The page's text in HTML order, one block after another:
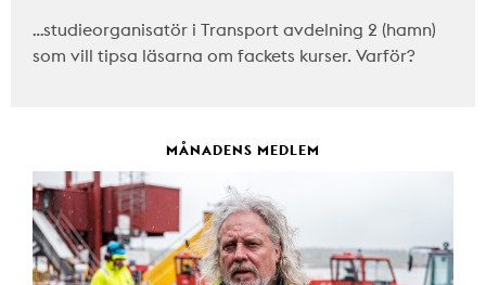
…studieorganisatör i Transport avdelning 2 (hamn)
som vill tipsa läsarna om fackets kurser. Varför?
MÅNADENS MEDLEM